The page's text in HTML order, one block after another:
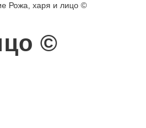
Рожа, харя и лицо ©
©